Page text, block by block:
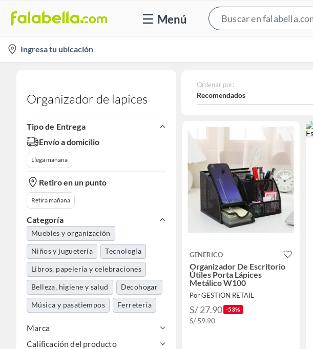
Menú
location-
icon
Ingresa tu ubicación
Organizador de lapices
Tipo de Entrega
Envío a domicilio
Llega mañana
Retiro en un punto
Retira mañana
Categoría
Muebles y organización
Niños y juguetería Tecnología
Libros, papelería y celebraciones
Belleza, higiene y salud Decohogar
Música y pasatiempos Ferretería
Marca
Calificación del producto
Ordenar por:
Recomendados
GENERICO
Organizador De Escritorio
Útiles Porta Lápices
Metálico W100
Por GESTION RETAIL
S/ 27.90 -53%
S/ 59.90